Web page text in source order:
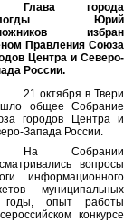
Глава города
Юрий
избран
Правления Союза
Центра и Северо-
России.
21 октября в Твери
общее Собрание
городов Центра и
Запада России.
На Собрании
вопросы
информационного
муниципальных
годы, опыт работы
конкурсе